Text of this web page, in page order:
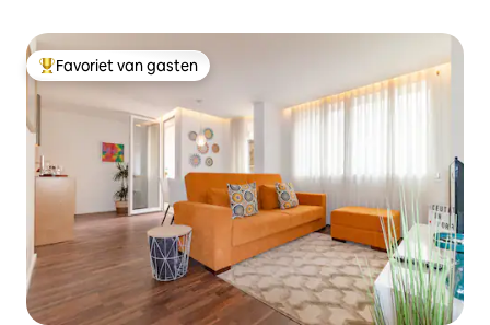
Topfavoriet van gasten
Favoriet van gasten